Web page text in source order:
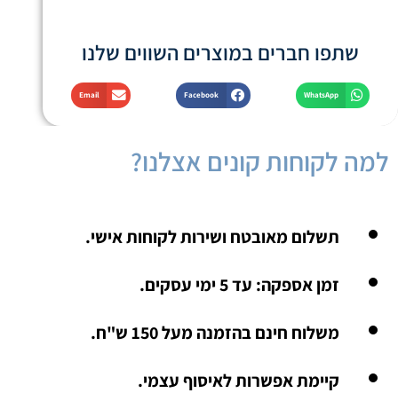
שתפו חברים במוצרים השווים שלנו
WhatsApp
Facebook
Email
למה לקוחות קונים אצלנו?
תשלום מאובטח ושירות לקוחות אישי.
זמן אספקה: עד 5 ימי עסקים.
משלוח חינם בהזמנה מעל 150 ש"ח.
קיימת אפשרות לאיסוף עצמי.